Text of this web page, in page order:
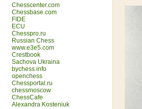
Chesscenter.com
Chessbase.com
FIDE
ECU
Chesspro.ru
Russian Chess
www.e3e5.com
Crestbook
Sachova Ukraina
bychess.info
openchess
Chessportal.ru
chessmoscow
ChessCafe
Alexandra Kosteniuk